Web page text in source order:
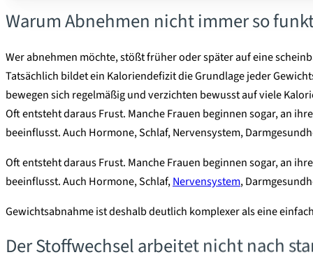
Warum Abnehmen nicht immer so
Wer abnehmen möchte, stößt früher oder später auf eine
Tatsächlich bildet ein Kaloriendefizit die Grundlage jeder
bewegen sich regelmäßig und verzichten bewusst auf viele
Oft entsteht daraus Frust. Manche Frauen beginnen sogar, an
beeinflusst. Auch Hormone, Schlaf, Nervensystem,
Oft entsteht daraus Frust. Manche Frauen beginnen sogar, an
beeinflusst. Auch Hormone, Schlaf,Nervensystem,
Gewichtsabnahme ist deshalb deutlich komplexer als eine
Der Stoffwechsel arbeitet nicht nach